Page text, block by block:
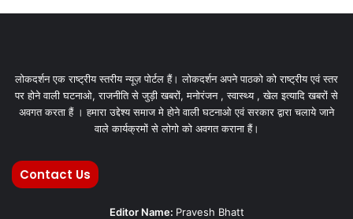
लोकदर्शन एक राष्ट्रीय स्तरीय न्यूज़ पोर्टल हैं। लोकदर्शन अपने पाठको को राष्ट्रीय एवं स्तर
पर होने वाली घटनाओ, राजनीति से जुड़ी खबरों, मनोरंजन , स्वास्थ्य , खेल इत्यादि खबरों से
अवगत करता हैं । हमारा उद्देश्य समाज मे होने वाली घटनाओ एवं सरकार द्वारा चलाये जाने
वाले कार्यक्रमों से लोगो को अवगत कराना हैं।
Contact Us
Editor Name: Pravesh Bhatt